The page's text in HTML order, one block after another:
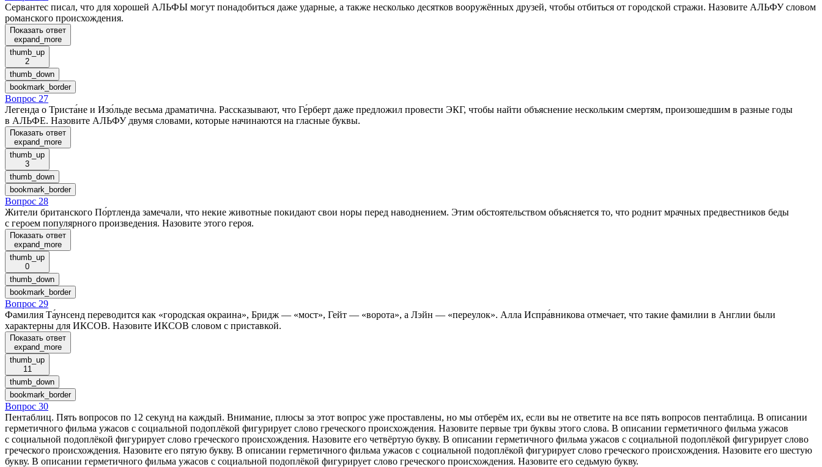
Сервантес писал, что для хорошей АЛЬФЫ могут понадобиться даже ударные, а также несколько десятков вооружённых друзей, чтобы отбиться от городской стражи. Назовите АЛЬФУ словом
романского происхождения.
Показать ответ
expand_more
thumb_up
2
thumb_down
bookmark_border
Вопрос 27
Легенда о Триста́не и Изо́льде весьма драматична. Рассказывают, что Ге́рберт даже предложил провести ЭКГ, чтобы найти объяснение нескольким смертям, произошедшим в разные годы
в АЛЬФЕ. Назовите АЛЬФУ двумя словами, которые начинаются на гласные буквы.
Показать ответ
expand_more
thumb_up
3
thumb_down
bookmark_border
Вопрос 28
Жители британского По́ртленда замечали, что некие животные покидают свои норы перед наводнением. Этим обстоятельством объясняется то, что роднит мрачных предвестников беды
с героем популярного произведения. Назовите этого героя.
Показать ответ
expand_more
thumb_up
0
thumb_down
bookmark_border
Вопрос 29
Фамилия Та́унсенд переводится как «городская окраина», Бридж — «мост», Гейт — «ворота», а Лэйн — «переулок». Алла Испра́вникова отмечает, что такие фамилии в Англии были
характерны для ИКСОВ. Назовите ИКСОВ словом с приставкой.
Показать ответ
expand_more
thumb_up
11
thumb_down
bookmark_border
Вопрос 30
Пентаблиц. Пять вопросов по 12 секунд на каждый. Внимание, плюсы за этот вопрос уже проставлены, но мы отберём их, если вы не ответите на все пять вопросов пентаблица. В описании
герметичного фильма ужасов с социальной подоплёкой фигурирует слово греческого происхождения. Назовите первые три буквы этого слова. В описании герметичного фильма ужасов
с социальной подоплёкой фигурирует слово греческого происхождения. Назовите его четвёртую букву. В описании герметичного фильма ужасов с социальной подоплёкой фигурирует слово
греческого происхождения. Назовите его пятую букву. В описании герметичного фильма ужасов с социальной подоплёкой фигурирует слово греческого происхождения. Назовите его шестую
букву. В описании герметичного фильма ужасов с социальной подоплёкой фигурирует слово греческого происхождения. Назовите его седьмую букву.